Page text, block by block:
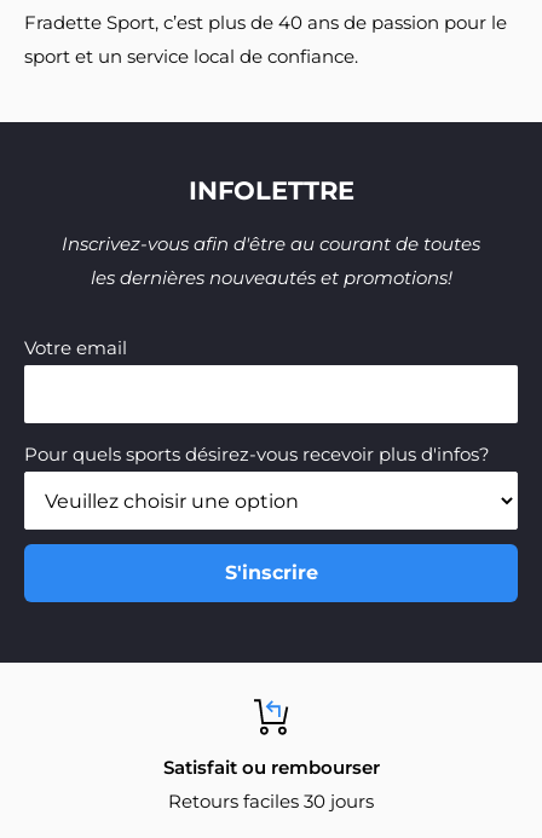
Fradette Sport, c’est plus de 40 ans de passion pour le
sport et un service local de confiance.
INFOLETTRE
Inscrivez-vous afin d'être au courant de toutes
les dernières nouveautés et promotions!
Votre email
Pour quels sports désirez-vous recevoir plus d'infos?
S'inscrire
Satisfait ou rembourser
Retours faciles 30 jours